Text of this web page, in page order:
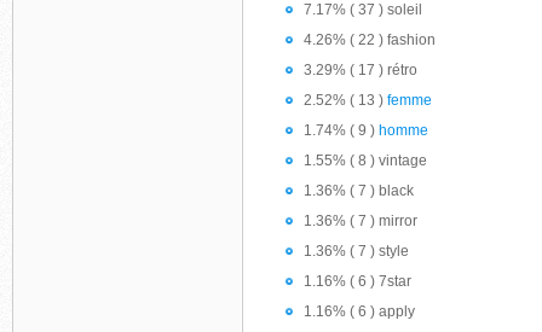
7.17% ( 37 ) soleil
4.26% ( 22 ) fashion
3.29% ( 17 ) rétro
2.52% ( 13 ) femme
1.74% ( 9 ) homme
1.55% ( 8 ) vintage
1.36% ( 7 ) black
1.36% ( 7 ) mirror
1.36% ( 7 ) style
1.16% ( 6 ) 7star
1.16% ( 6 ) apply